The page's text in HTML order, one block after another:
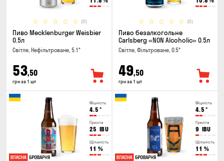
(0)
Пиво Mecklenburger Weisbier
0.5л
Світле, Нефільтроване, 5.1°
53,50
грн за 1 шт
(0)
Пиво безалкогольне
Carlsberg «NON Alcoholic» 0.5л
Світле, Фільтроване, 0.5°
49,50
грн за 1 шт
Міцність
4.5 °
Гіркота
25 IBU
Щільність
11 %
Міцність
4.5 °
Гіркота
9 IBU
Щільність
11 %